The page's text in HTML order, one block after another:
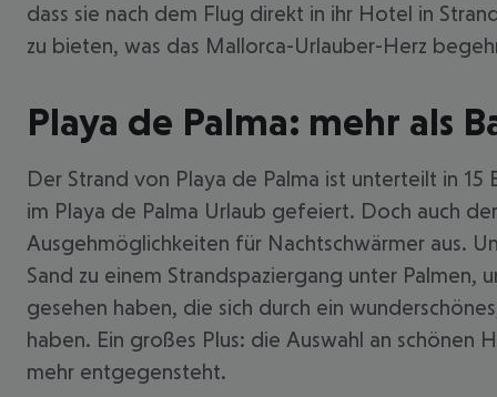
dass sie nach dem Flug direkt in ihr Hotel in
zu bieten, was das Mallorca-Urlauber-Herz
Playa de Palma: mehr als
Der Strand von Playa de Palma ist unterteilt in
im Playa de Palma Urlaub gefeiert. Doch auch
Ausgehmöglichkeiten für Nachtschwärmer aus.
Sand zu einem Strandspaziergang unter Palmen,
gesehen haben, die sich durch ein
haben. Ein großes Plus: die Auswahl an schönen
mehr entgegensteht.